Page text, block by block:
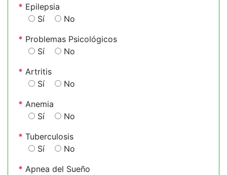
* Epilepsia
Sí
No
* Problemas Psicológicos
Sí
No
* Artritis
Sí
No
* Anemia
Sí
No
* Tuberculosis
Sí
No
* Apnea del Sueño